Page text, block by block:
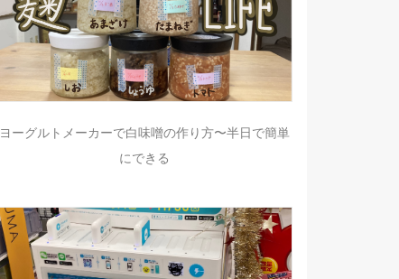
ヨーグルトメーカーで白味噌の作り方〜半日で簡単
にできる